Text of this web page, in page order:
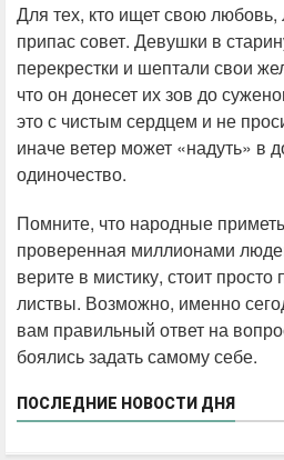
Для тех, кто ищет свою любовь,
припас совет. Девушки в
перекрестки и шептали свои
что он донесет их зов до
это с чистым сердцем и не
иначе ветер может «надуть» в
одиночество.
Помните, что народные
проверенная миллионами
верите в мистику, стоит
листвы. Возможно, именно
вам правильный ответ на
боялись задать самому себе.
ПОСЛЕДНИЕ НОВОСТИ ДНЯ